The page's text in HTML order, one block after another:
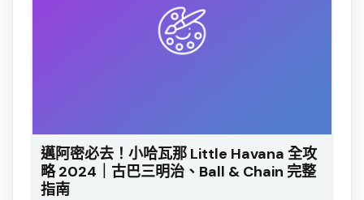
邁阿密必去！小哈瓦那 Little Havana 全攻
略 2024｜古巴三明治、Ball & Chain 完整
指南